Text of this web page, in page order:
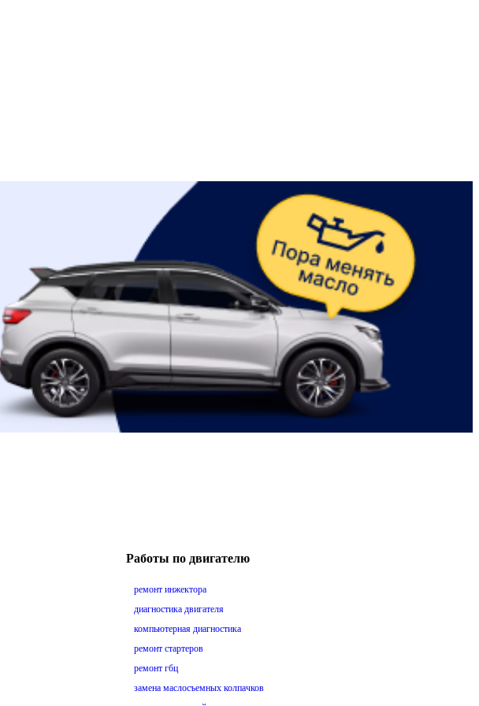
Работы по двигателю
ремонт инжектора
диагностика двигателя
компьютерная диагностика
ремонт стартеров
ремонт гбц
замена маслосъемных колпачков